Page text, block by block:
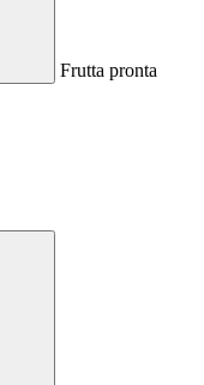
Frutta pronta